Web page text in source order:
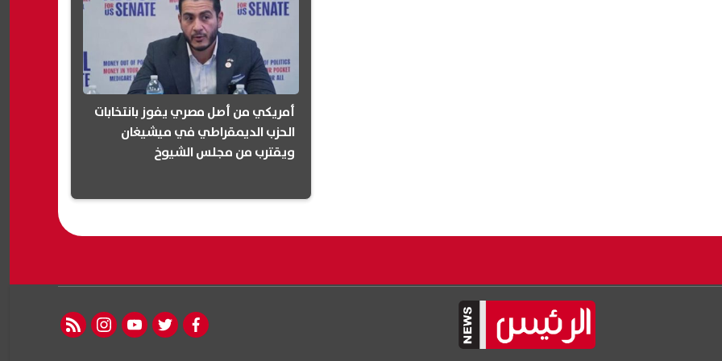
أمريكي من أصل مصري يفوز بانتخابات
الحزب الديمقراطي في ميشيغان
ويقترب من مجلس الشيوخ
facebook
twitter
youtube
instagram
rss feed